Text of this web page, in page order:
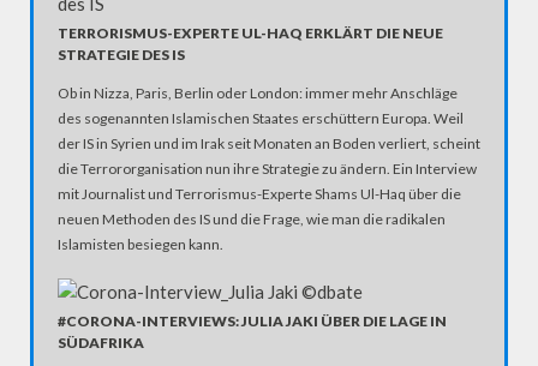
TERRORISMUS-EXPERTE UL-HAQ ERKLÄRT DIE NEUE
STRATEGIE DES IS
Ob in Nizza, Paris, Berlin oder London: immer mehr Anschläge
des sogenannten Islamischen Staates erschüttern Europa. Weil
der IS in Syrien und im Irak seit Monaten an Boden verliert, scheint
die Terrororganisation nun ihre Strategie zu ändern. Ein Interview
mit Journalist und Terrorismus-Experte Shams Ul-Haq über die
neuen Methoden des IS und die Frage, wie man die radikalen
Islamisten besiegen kann.
#CORONA-INTERVIEWS: JULIA JAKI ÜBER DIE LAGE IN
SÜDAFRIKA